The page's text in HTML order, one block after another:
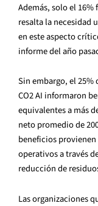
Además, solo el
resalta la necesidad
en este aspecto
informe del año
Sin embargo, el 25%
CO2 AI informaron
equivalentes a más
neto promedio de
beneficios
operativos a través
reducción de
Las organizaciones